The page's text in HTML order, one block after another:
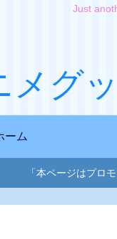
Just
メグ
ーム
「本ページはプロ